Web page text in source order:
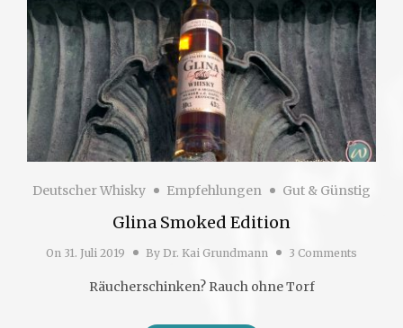
Deutscher Whisky Empfehlungen Gut & Günstig
Glina Smoked Edition
On 31. Juli 2019 By Dr. Kai Grundmann 3 Comments
Räucherschinken? Rauch ohne Torf